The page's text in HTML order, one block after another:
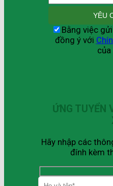
Bằng việc
đồng ý với
của
ỨNG TUYỂN
Hãy nhập các
đính kèm